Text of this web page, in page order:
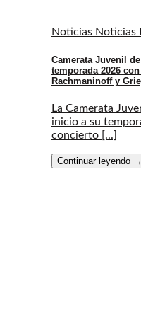
Noticias Noticias
Camerata Juvenil
temporada 2026
Rachmaninoff y
La Camerata
inicio a su
concierto [...]
Continuar leyendo →